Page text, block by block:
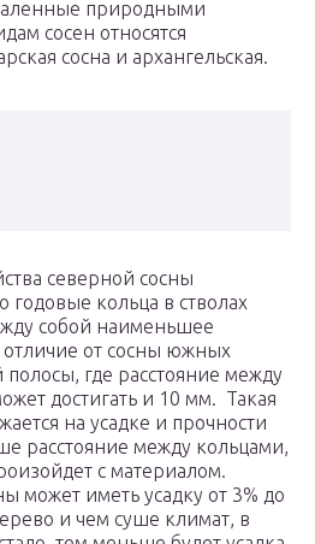
природными
сосен относятся
сосна и архангельская.
северной сосны
годовые кольца в стволах
собой наименьшее
от сосны южных
где расстояние между
достигать и 10 мм. Такая
на усадке и прочности
расстояние между кольцами,
с материалом.
может иметь усадку от 3% до
и чем суше климат, в